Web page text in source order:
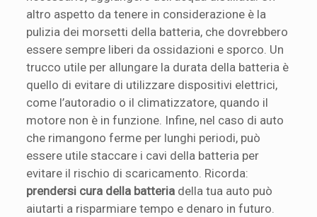
altro aspetto da tenere in considerazione è la
pulizia dei morsetti della batteria, che dovrebbero
essere sempre liberi da ossidazioni e sporco. Un
trucco utile per allungare la durata della batteria è
quello di evitare di utilizzare dispositivi elettrici,
come l’autoradio o il climatizzatore, quando il
motore non è in funzione. Infine, nel caso di auto
che rimangono ferme per lunghi periodi, può
essere utile staccare i cavi della batteria per
evitare il rischio di scaricamento. Ricorda:
prendersi cura della batteria della tua auto può
aiutarti a risparmiare tempo e denaro in futuro.